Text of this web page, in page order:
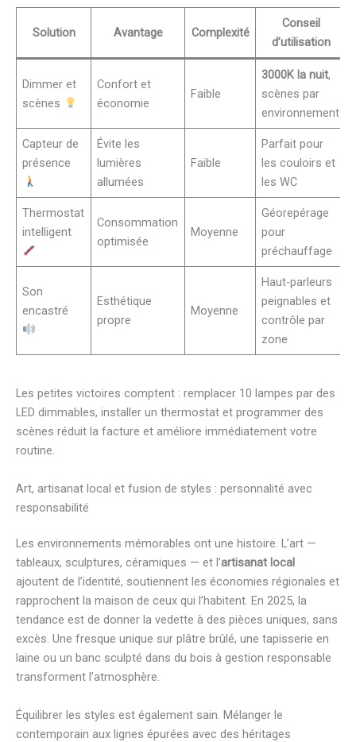
Solution Avantage Complexité
Conseil
d’utilisation
Dimmer et
scènes
Confort et
économie
Faible
3000K la nuit,
scènes par
environnement
Capteur de
présence
Évite les
lumières
allumées
Faible
Parfait pour
les couloirs et
les WC
Thermostat
intelligent
Consommation
optimisée
Moyenne
Géorepérage
pour
préchauffage
Son
encastré
Esthétique
propre
Moyenne
Haut-parleurs
peignables et
contrôle par
zone
Les petites victoires comptent : remplacer 10 lampes par des
LED dimmables, installer un thermostat et programmer des
scènes réduit la facture et améliore immédiatement votre
routine.
Art, artisanat local et fusion de styles : personnalité avec
responsabilité
Les environnements mémorables ont une histoire. L’art —
tableaux, sculptures, céramiques — et l’artisanat local
ajoutent de l’identité, soutiennent les économies régionales et
rapprochent la maison de ceux qui l’habitent. En 2025, la
tendance est de donner la vedette à des pièces uniques, sans
excès. Une fresque unique sur plâtre brûlé, une tapisserie en
laine ou un banc sculpté dans du bois à gestion responsable
transforment l’atmosphère.
Équilibrer les styles est également sain. Mélanger le
contemporain aux lignes épurées avec des héritages